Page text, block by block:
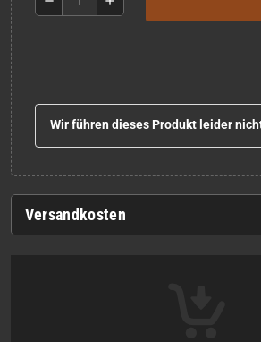
Wir führen dieses Produkt leider
Versandkosten